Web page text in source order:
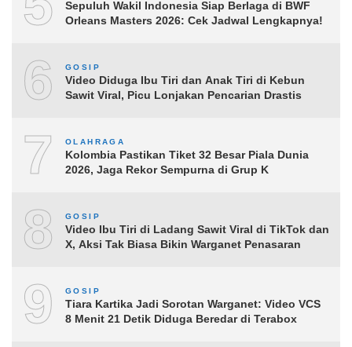
Sepuluh Wakil Indonesia Siap Berlaga di BWF
Orleans Masters 2026: Cek Jadwal Lengkapnya!
6 GOSIP
Video Diduga Ibu Tiri dan Anak Tiri di Kebun
Sawit Viral, Picu Lonjakan Pencarian Drastis
7 OLAHRAGA
Kolombia Pastikan Tiket 32 Besar Piala Dunia
2026, Jaga Rekor Sempurna di Grup K
8 GOSIP
Video Ibu Tiri di Ladang Sawit Viral di TikTok dan
X, Aksi Tak Biasa Bikin Warganet Penasaran
9 GOSIP
Tiara Kartika Jadi Sorotan Warganet: Video VCS
8 Menit 21 Detik Diduga Beredar di Terabox